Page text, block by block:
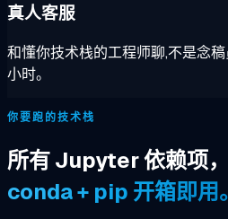
真人客服
和懂你技术栈的工程师聊,不是念
小时。
你要跑的技术栈
所有 Jupyter 依赖项，
conda + pip 开箱即用。